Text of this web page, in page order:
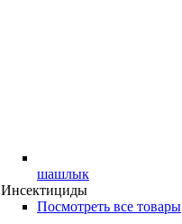
шашлык
Инсектициды
Посмотреть все товары